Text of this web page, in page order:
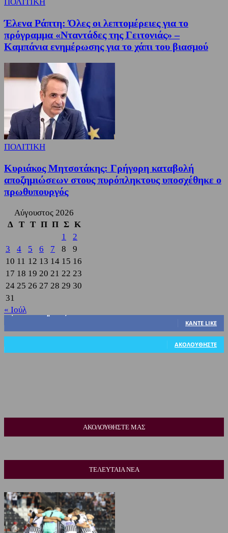
Έλενα Ράπτη: Όλες οι λεπτομέρειες για το
πρόγραμμα «Νταντάδες της Γειτονιάς» –
Καμπάνια ενημέρωσης για το χάπι του βιασμού
ΠΟΛΙΤΙΚΗ
Κυριάκος Μητσοτάκης: Γρήγορη καταβολή
αποζημιώσεων στους πυρόπληκτους υποσχέθηκε ο
πρωθυπουργός
Αύγουστος 2026
Δ
Τ Τ Π Π Σ Κ
1
2
3
4 5 6 7 8
9
10 11 12 13 14 15 16
17 18 19 20 21 22 23
24 25 26 27 28 29 30
31
« Ιούλ
3,822
ΚΆΝΤΕ LIKE
318 Ακόλουθοι
ΑΚΟΛΟΥΘΉΣΤΕ
ΑΚΟΛΟΥΘΗΣΤΕ ΜΑΣ
ΤΕΛΕΥΤΑΙΑ ΝΕΑ